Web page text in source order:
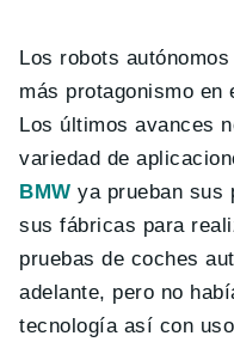
Los robots
más protagonismo en
Los últimos avances
variedad de
BMW ya prueban sus
sus fábricas para
pruebas de coches
adelante, pero no
tecnología así con